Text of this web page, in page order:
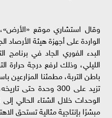
وقال استشاري موقع
الواردة على أجهزة هيئة الأرصاد
البدء الفوري الجاد في برنامج
الليلي، وذلك لرفع درجة حرارة
باطن التربة، مطمئنا المزارعين
تزيد على 300 وحدة
مبشرًا بإنتاجية مثالية تستحق